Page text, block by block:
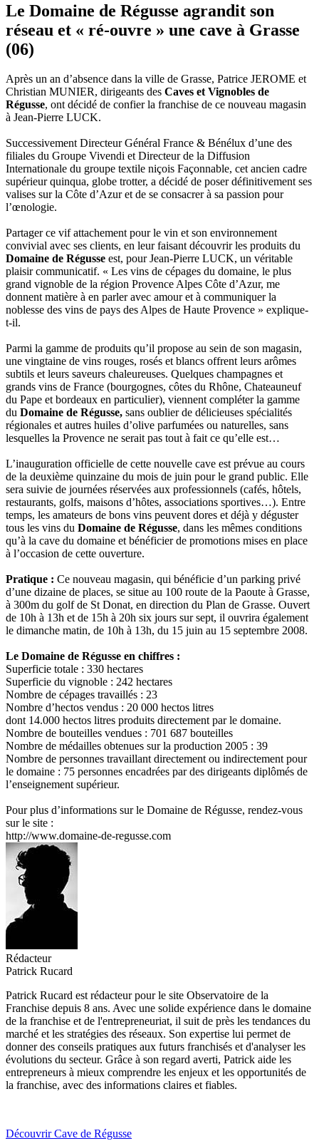
Le Domaine de Régusse agrandit son
réseau et « ré-ouvre » une cave à Grasse
(06)
Après un an d’absence dans la ville de Grasse, Patrice JEROME et
Christian MUNIER, dirigeants des Caves et Vignobles de
Régusse, ont décidé de confier la franchise de ce nouveau magasin
à Jean-Pierre LUCK.
Successivement Directeur Général France & Bénélux d’une des
filiales du Groupe Vivendi et Directeur de la Diffusion
Internationale du groupe textile niçois Façonnable, cet ancien cadre
supérieur quinqua, globe trotter, a décidé de poser définitivement ses
valises sur la Côte d’Azur et de se consacrer à sa passion pour
l’œnologie.
Partager ce vif attachement pour le vin et son environnement
convivial avec ses clients, en leur faisant découvrir les produits du
Domaine de Régusse est, pour Jean-Pierre LUCK, un véritable
plaisir communicatif. « Les vins de cépages du domaine, le plus
grand vignoble de la région Provence Alpes Côte d’Azur, me
donnent matière à en parler avec amour et à communiquer la
noblesse des vins de pays des Alpes de Haute Provence » explique-
t-il.
Parmi la gamme de produits qu’il propose au sein de son magasin,
une vingtaine de vins rouges, rosés et blancs offrent leurs arômes
subtils et leurs saveurs chaleureuses. Quelques champagnes et
grands vins de France (bourgognes, côtes du Rhône, Chateauneuf
du Pape et bordeaux en particulier), viennent compléter la gamme
du Domaine de Régusse, sans oublier de délicieuses spécialités
régionales et autres huiles d’olive parfumées ou naturelles, sans
lesquelles la Provence ne serait pas tout à fait ce qu’elle est…
L’inauguration officielle de cette nouvelle cave est prévue au cours
de la deuxième quinzaine du mois de juin pour le grand public. Elle
sera suivie de journées réservées aux professionnels (cafés, hôtels,
restaurants, golfs, maisons d’hôtes, associations sportives…). Entre
temps, les amateurs de bons vins peuvent dores et déjà y déguster
tous les vins du Domaine de Régusse, dans les mêmes conditions
qu’à la cave du domaine et bénéficier de promotions mises en place
à l’occasion de cette ouverture.
Pratique : Ce nouveau magasin, qui bénéficie d’un parking privé
d’une dizaine de places, se situe au 100 route de la Paoute à Grasse,
à 300m du golf de St Donat, en direction du Plan de Grasse. Ouvert
de 10h à 13h et de 15h à 20h six jours sur sept, il ouvrira également
le dimanche matin, de 10h à 13h, du 15 juin au 15 septembre 2008.
Le Domaine de Régusse en chiffres :
Superficie totale : 330 hectares
Superficie du vignoble : 242 hectares
Nombre de cépages travaillés : 23
Nombre d’hectos vendus : 20 000 hectos litres
dont 14.000 hectos litres produits directement par le domaine.
Nombre de bouteilles vendues : 701 687 bouteilles
Nombre de médailles obtenues sur la production 2005 : 39
Nombre de personnes travaillant directement ou indirectement pour
le domaine : 75 personnes encadrées par des dirigeants diplômés de
l’enseignement supérieur.
Pour plus d’informations sur le Domaine de Régusse, rendez-vous
sur le site :
http://www.domaine-de-regusse.com
Rédacteur
Patrick Rucard
Patrick Rucard est rédacteur pour le site Observatoire de la
Franchise depuis 8 ans. Avec une solide expérience dans le domaine
de la franchise et de l'entrepreneuriat, il suit de près les tendances du
marché et les stratégies des réseaux. Son expertise lui permet de
donner des conseils pratiques aux futurs franchisés et d'analyser les
évolutions du secteur. Grâce à son regard averti, Patrick aide les
entrepreneurs à mieux comprendre les enjeux et les opportunités de
la franchise, avec des informations claires et fiables.
Découvrir Cave de Régusse